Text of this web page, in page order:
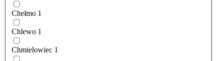
Chełmo 1
Chlewo 1
Chmielowiec 1